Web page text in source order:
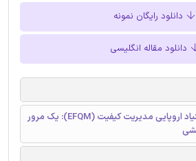
دانلود رایگان نمونه
دانلود مقاله انگلیسی
مدل برتری کسب و کار بنیاد اروپایی مدیریت کیفیت (EFQM): یک مرور